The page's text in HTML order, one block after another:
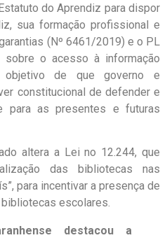
do Aprendiz para dispor
sua formação profissional e
(Nº 6461/2019) e o PL
o acesso à informação
de que governo e
constitucional de defender e
para as presentes e futuras
altera a Lei no 12.244, que
das bibliotecas nas
para incentivar a presença de
escolares.
destacou a